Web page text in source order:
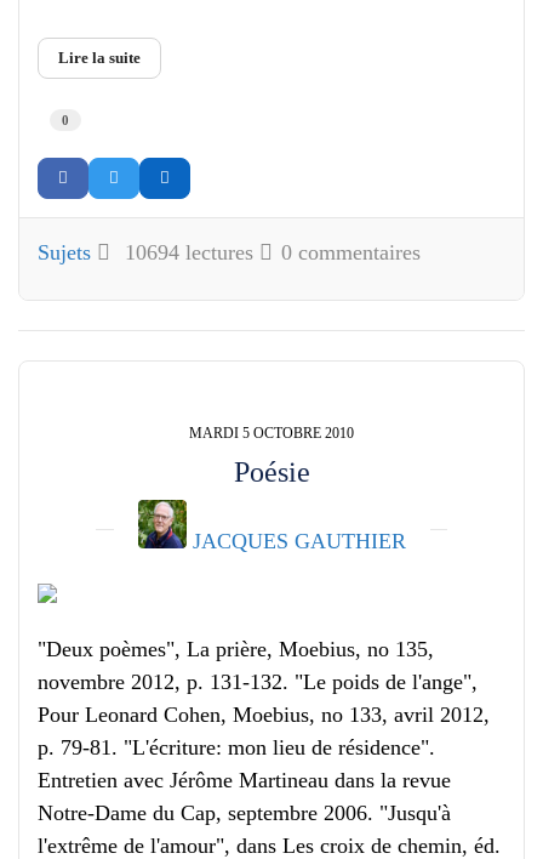
Lire la suite
0
Sujets 10694 lectures 0 commentaires
MARDI 5 OCTOBRE 2010
Poésie
JACQUES GAUTHIER
"Deux poèmes", La prière, Moebius, no 135,
novembre 2012, p. 131-132. "Le poids de l'ange",
Pour Leonard Cohen, Moebius, no 133, avril 2012,
p. 79-81. "L'écriture: mon lieu de résidence".
Entretien avec Jérôme Martineau dans la revue
Notre-Dame du Cap, septembre 2006. "Jusqu'à
l'extrême de l'amour", dans Les croix de chemin, éd.